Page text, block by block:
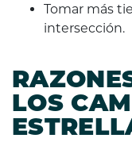
Tomar más
intersección.
LOS